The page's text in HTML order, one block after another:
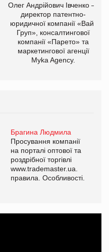
Олег Андрійович Івченко —
директор патентно-
юридичної компанії «Вайз
Груп», консалтингової
компанії «Парето» та
маркетингової агенції
Myka Agency.
Брагина Людмила
Просування компанії
на порталі оптової та
роздрібної торгівлі
www.trademaster.ua.
правила. Особливості.